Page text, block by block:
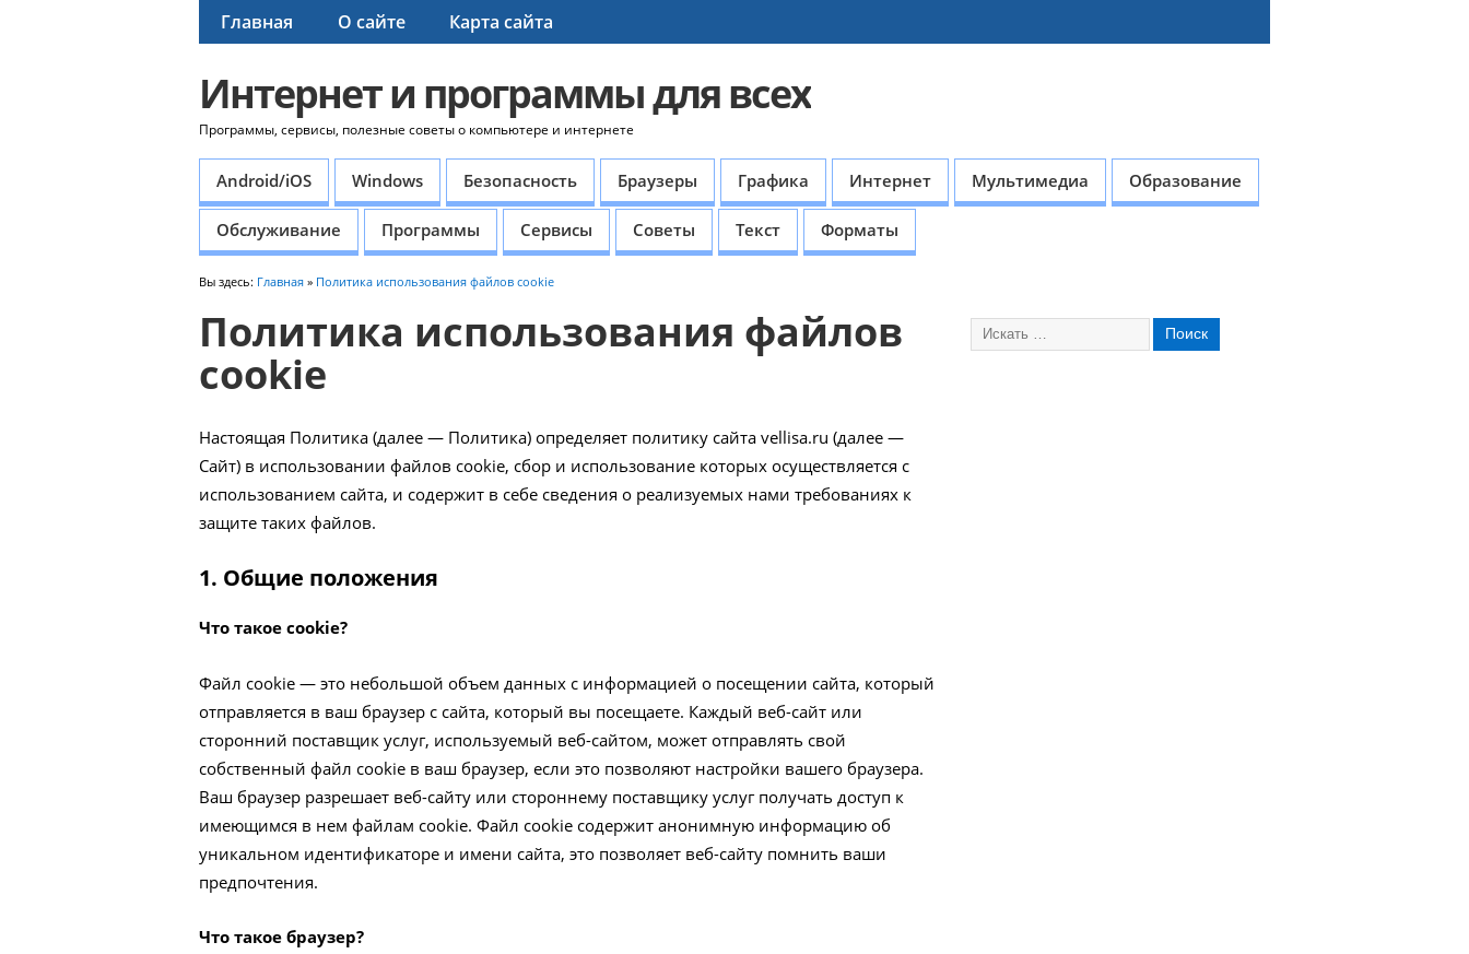
Главная О сайте Карта сайта
Интернет и программы для всех
Программы, сервисы, полезные советы о компьютере и интернете
Android/iOS Windows Безопасность Браузеры Графика Интернет Мультимедиа Образование
Обслуживание Программы Сервисы Советы Текст Форматы
Вы здесь: Главная » Политика использования файлов cookie
Политика использования файлов
cookie
Настоящая Политика (далее — Политика) определяет политику сайта vellisa.ru (далее —
Сайт) в использовании файлов cookie, сбор и использование которых осуществляется с
использованием сайта, и содержит в себе сведения о реализуемых нами требованиях к
защите таких файлов.
1. Общие положения
Что такое cookie?
Файл cookie — это небольшой объем данных с информацией о посещении сайта, который
отправляется в ваш браузер с сайта, который вы посещаете. Каждый веб-сайт или
сторонний поставщик услуг, используемый веб-сайтом, может отправлять свой
собственный файл cookie в ваш браузер, если это позволяют настройки вашего браузера.
Ваш браузер разрешает веб-сайту или стороннему поставщику услуг получать доступ к
имеющимся в нем файлам cookie. Файл cookie содержит анонимную информацию об
уникальном идентификаторе и имени сайта, это позволяет веб-сайту помнить ваши
предпочтения.
Что такое браузер?